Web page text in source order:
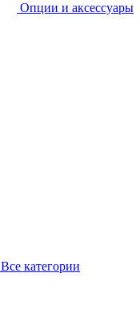
Опции и аксессуары
Все категории